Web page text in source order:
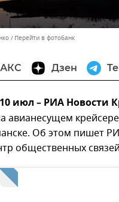
Перейти в фотобанк
Дзен
июл – РИА Новости
авианесущем
Об этом пишет
общественных